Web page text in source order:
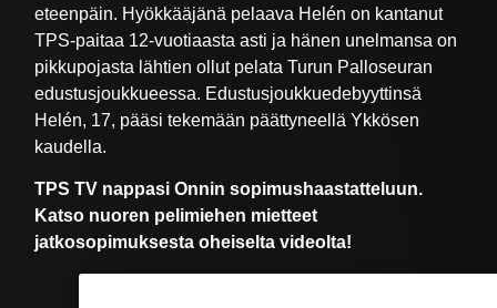
eteenpäin. Hyökkääjänä pelaava Helén on kantanut
TPS-paitaa 12-vuotiaasta asti ja hänen unelmansa on
pikkupojasta lähtien ollut pelata Turun Palloseuran
edustusjoukkueessa. Edustusjoukkuedebyyttinsä
Helén, 17, pääsi tekemään päättyneellä Ykkösen
kaudella.
TPS TV nappasi Onnin sopimushaastatteluun.
Katso nuoren pelimiehen mietteet
jatkosopimuksesta oheiselta videolta!